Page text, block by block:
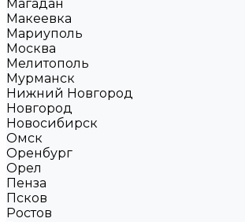
Магадан
Макеевка
Мариуполь
Москва
Мелитополь
Мурманск
Нижний Новгород
Новгород
Новосибирск
Омск
Оренбург
Орел
Пенза
Псков
Ростов